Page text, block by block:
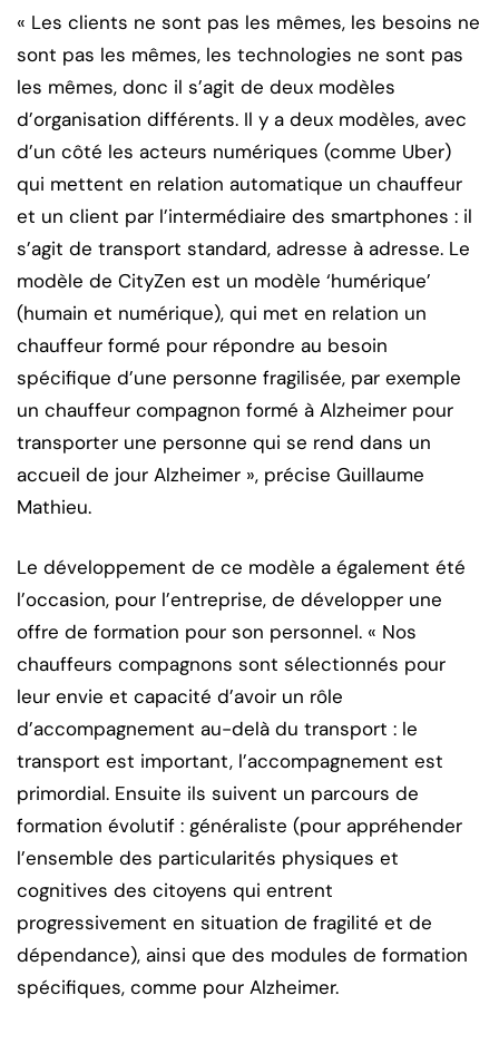
« Les clients ne sont pas les mêmes, les besoins ne
sont pas les mêmes, les technologies ne sont pas
les mêmes, donc il s’agit de deux modèles
d’organisation différents. Il y a deux modèles, avec
d’un côté les acteurs numériques (comme Uber)
qui mettent en relation automatique un chauffeur
et un client par l’intermédiaire des smartphones : il
s’agit de transport standard, adresse à adresse. Le
modèle de CityZen est un modèle ‘humérique’
(humain et numérique), qui met en relation un
chauffeur formé pour répondre au besoin
spécifique d’une personne fragilisée, par exemple
un chauffeur compagnon formé à Alzheimer pour
transporter une personne qui se rend dans un
accueil de jour Alzheimer », précise Guillaume
Mathieu.
Le développement de ce modèle a également été
l’occasion, pour l’entreprise, de développer une
offre de formation pour son personnel. « Nos
chauffeurs compagnons sont sélectionnés pour
leur envie et capacité d’avoir un rôle
d’accompagnement au-delà du transport : le
transport est important, l’accompagnement est
primordial. Ensuite ils suivent un parcours de
formation évolutif : généraliste (pour appréhender
l’ensemble des particularités physiques et
cognitives des citoyens qui entrent
progressivement en situation de fragilité et de
dépendance), ainsi que des modules de formation
spécifiques, comme pour Alzheimer.